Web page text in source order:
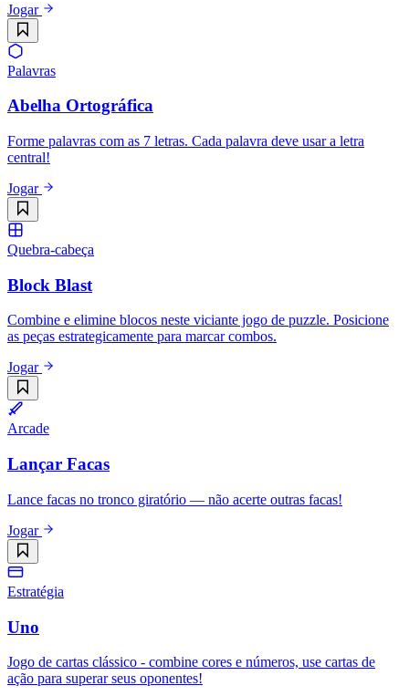
Jogar
Palavras
Abelha Ortográfica
Forme palavras com as 7 letras. Cada palavra deve usar a letra
central!
Jogar
Quebra-cabeça
Block Blast
Combine e elimine blocos neste viciante jogo de puzzle. Posicione
as peças estrategicamente para marcar combos.
Jogar
Arcade
Lançar Facas
Lance facas no tronco giratório — não acerte outras facas!
Jogar
Estratégia
Uno
Jogo de cartas clássico - combine cores e números, use cartas de
ação para superar seus oponentes!